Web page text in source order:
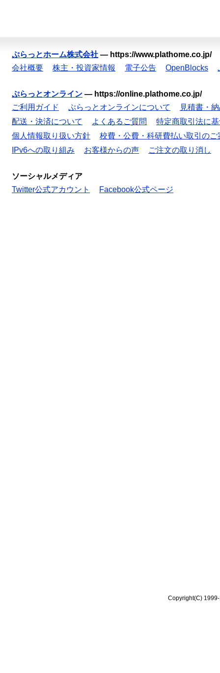
ぷらっとホーム株式会社 — https://www.plathome.co.jp/
会社概要
株主・投資家情報 電子公告 OpenBlocks
ぷらっとオンライン — https://online.plathome.co.jp/
ご利用ガイド
ぷらっとオンラインについて
見積書・
配送・決済について
よくあるご質問
特定商取引法に
個人情報取り扱い方針
校費・公費・科研費払い取引のご
IPv6への取り組み
お客様からの声 ご注文の取り消し
ソーシャルメディア
Twitter公式アカウント
Facebook公式ページ
Copyright(C)